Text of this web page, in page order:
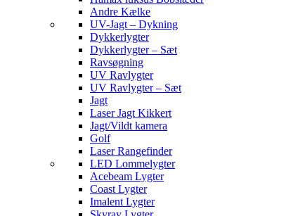
Andre Kælke
UV-Jagt – Dykning
Dykkerlygter
Dykkerlygter – Sæt
Ravsøgning
UV Ravlygter
UV Ravlygter – Sæt
Jagt
Laser Jagt Kikkert
Jagt/Vildt kamera
Golf
Laser Rangefinder
LED Lommelygter
Acebeam Lygter
Coast Lygter
Imalent Lygter